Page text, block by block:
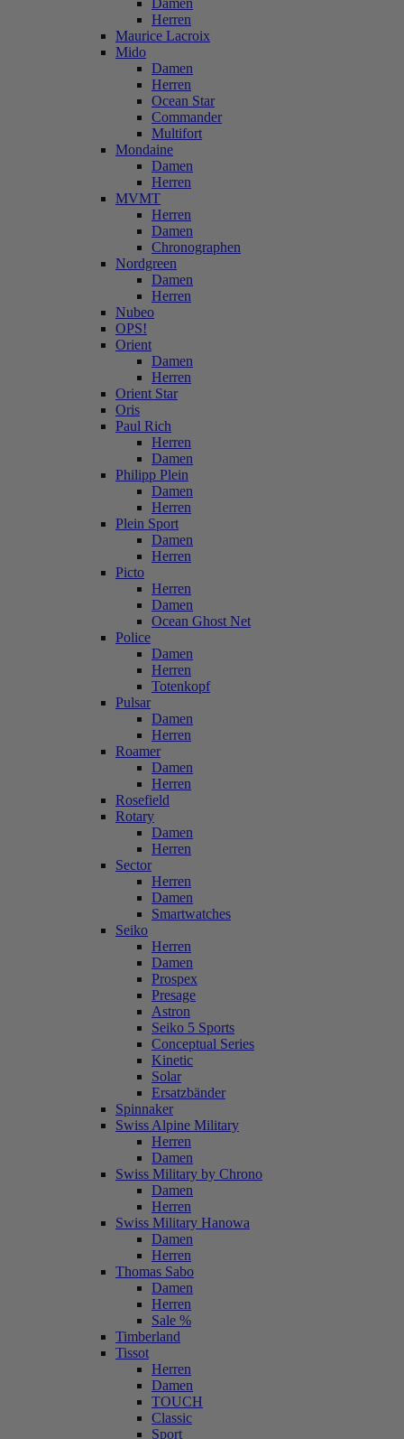
Damen
Herren
Maurice Lacroix
Mido
Damen
Herren
Ocean Star
Commander
Multifort
Mondaine
Damen
Herren
MVMT
Herren
Damen
Chronographen
Nordgreen
Damen
Herren
Nubeo
OPS!
Orient
Damen
Herren
Orient Star
Oris
Paul Rich
Herren
Damen
Philipp Plein
Damen
Herren
Plein Sport
Damen
Herren
Picto
Herren
Damen
Ocean Ghost Net
Police
Damen
Herren
Totenkopf
Pulsar
Damen
Herren
Roamer
Damen
Herren
Rosefield
Rotary
Damen
Herren
Sector
Herren
Damen
Smartwatches
Seiko
Herren
Damen
Prospex
Presage
Astron
Seiko 5 Sports
Conceptual Series
Kinetic
Solar
Ersatzbänder
Spinnaker
Swiss Alpine Military
Herren
Damen
Swiss Military by Chrono
Damen
Herren
Swiss Military Hanowa
Damen
Herren
Thomas Sabo
Damen
Herren
Sale %
Timberland
Tissot
Herren
Damen
TOUCH
Classic
Sport